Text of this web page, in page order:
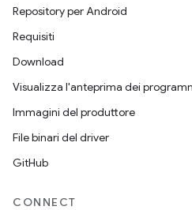
Repository per Android
Requisiti
Download
Visualizza l'anteprima dei
Immagini del produttore
File binari del driver
GitHub
CONNECT